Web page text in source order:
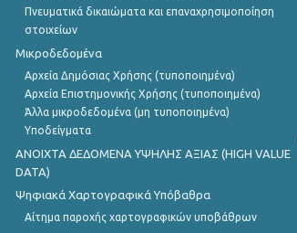
Πνευματικά δικαιώματα και επαναχρησιμοποίηση
στοιχείων
Μικροδεδομένα
Αρχεία Δημόσιας Χρήσης (τυποποιημένα)
Αρχεία Επιστημονικής Χρήσης (τυποποιημένα)
Άλλα μικροδεδομένα (μη τυποποιημένα)
Υποδείγματα
ANOIXTA ΔΕΔΟΜΕΝΑ ΥΨΗΛΗΣ ΑΞΙΑΣ (HIGH VALUE
DATA)
Ψηφιακά Χαρτογραφικά Υπόβαθρα
Αίτημα παροχής χαρτογραφικών υποβάθρων